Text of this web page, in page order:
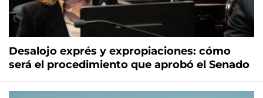
Desalojo exprés y expropiaciones: cómo
será el procedimiento que aprobó el Senado